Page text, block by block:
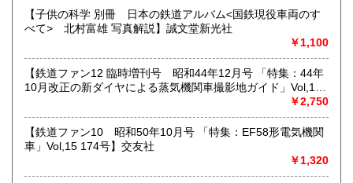
取り扱い分野
近代文献、趣味、サブカルチャー、古書一般（その他）
【子供の科学 別冊 日本の鉄道アルバム<国鉄現役車両のす
べて> 北村富雄 写真解説】誠文堂新光社
￥1,100
【鉄道ファン12 臨時増刊号 昭和44年12月号 「特集：44年
10月改正の新ダイヤによる蒸気機関車撮影地ガイド」Vol,19
￥2,750
【鉄道ファン10 昭和50年10月号 「特集：EF58形電気機関
車」Vol,15 174号】交友社
￥1,320